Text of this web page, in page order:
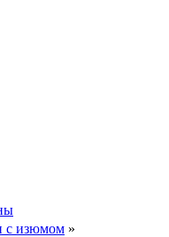
с изюмом »